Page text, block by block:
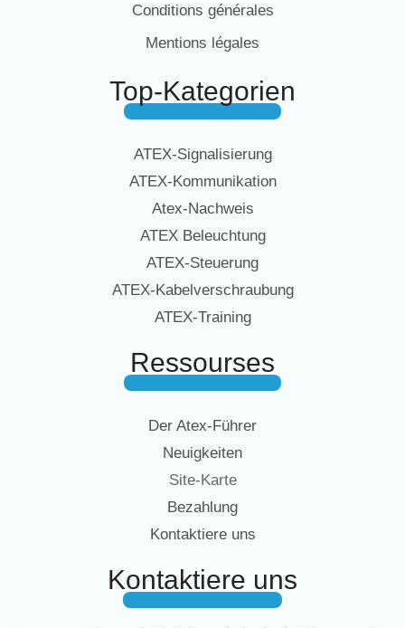
Conditions générales
Mentions légales
Top-Kategorien
ATEX-Signalisierung
ATEX-Kommunikation
Atex-Nachweis
ATEX Beleuchtung
ATEX-Steuerung
ATEX-Kabelverschraubung
ATEX-Training
Ressourses
Der Atex-Führer
Neuigkeiten
Site-Karte
Bezahlung
Kontaktiere uns
Kontaktiere uns